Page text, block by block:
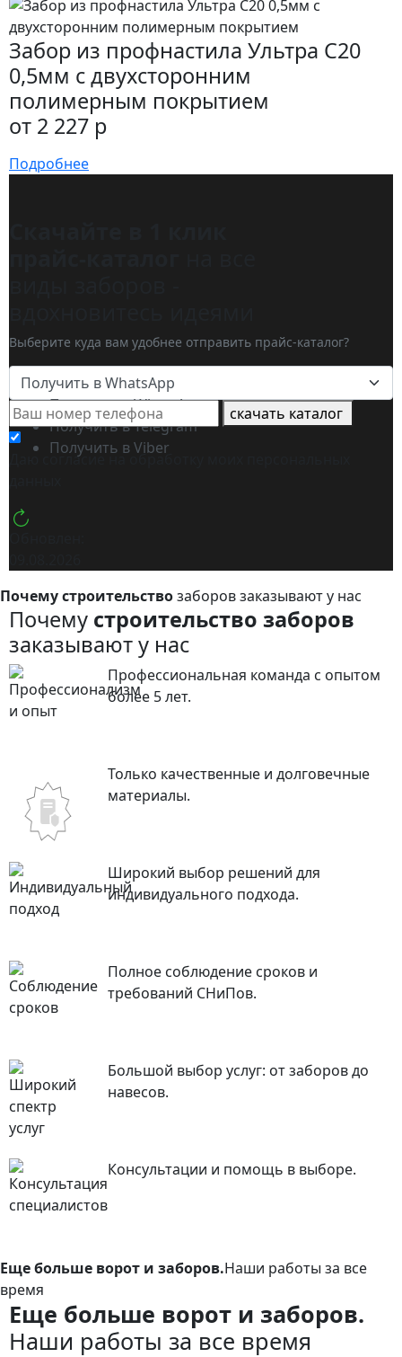
Забор из профнастила Ультра С20
0,5мм с двухсторонним
полимерным покрытием
от 2 227 р
Подробнее
Выберите куда вам удобнее отправить прайс-каталог?
Получить в WhatsApp
Получить в WhatsApp
Получить в Telegram
Получить в Viber
скачать каталог
Даю согласие на обработку моих
Почему строительствозаборов заказывают у нас
Почему строительство заборов
заказывают у нас
Профессиональная команда с опытом
более 5 лет.
Только качественные и долговечные
материалы.
Широкий выбор решений для
индивидуального подхода.
Полное соблюдение сроков и
требований СНиПов.
Большой выбор услуг: от заборов до
навесов.
Консультации и помощь в выборе.
Еще больше ворот и заборов.Наши работы за все
время
Еще больше ворот и заборов.
Наши работы за все время